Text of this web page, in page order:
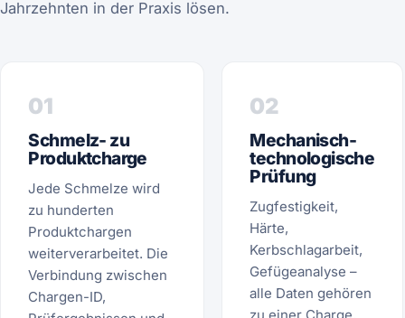
Jahrzehnten in der Praxis lösen.
01
Schmelz- zu
Produktcharge
Jede Schmelze wird
zu hunderten
Produktchargen
weiterverarbeitet. Die
Verbindung zwischen
Chargen-ID,
02
Mechanisch-
technologische
Prüfung
Zugfestigkeit,
Härte,
Kerbschlagarbeit,
Gefügeanalyse –
alle Daten gehören